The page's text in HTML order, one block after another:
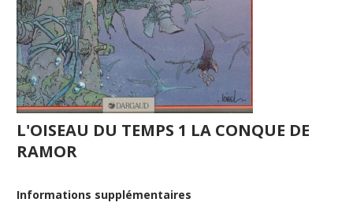
L'OISEAU DU TEMPS 1 LA CONQUE DE
RAMOR
Informations supplémentaires